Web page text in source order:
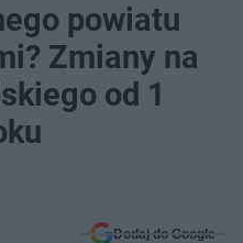
powiatu
Zmiany na
od 1
Dodaj do Google